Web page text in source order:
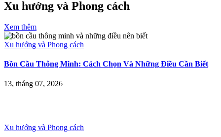
Xu hướng và Phong cách
Xem thêm
Xu hướng và Phong cách
Bồn Cầu Thông Minh: Cách Chọn Và Những Điều Cần Biết
13, tháng 07, 2026
Xu hướng và Phong cách